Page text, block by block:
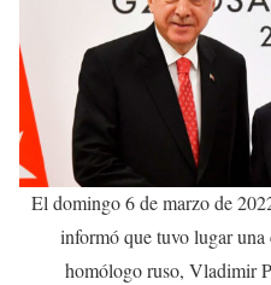
El domingo 6 de marzo de
informó que tuvo lugar una
homólogo ruso, Vladimir